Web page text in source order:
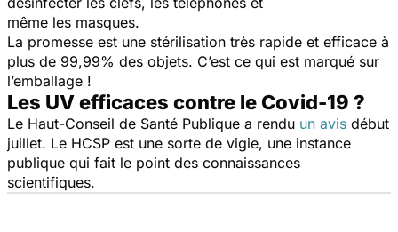
même les masques.
La promesse est une stérilisation très rapide et efficace à
plus de 99,99% des objets. C’est ce qui est marqué sur
l’emballage !
Les UV efficaces contre le Covid-19 ?
Le Haut-Conseil de Santé Publique a rendu un avis début
juillet. Le HCSP est une sorte de vigie, une instance
publique qui fait le point des connaissances
scientifiques.